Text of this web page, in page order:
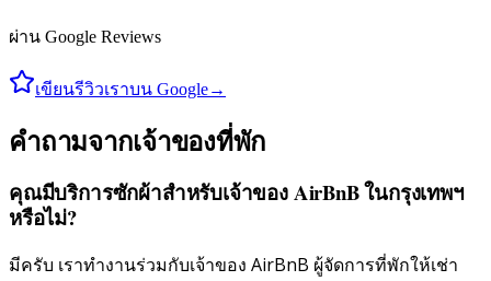
ผ่าน Google Reviews
เขียนรีวิวเราบน Google→
คำถามจากเจ้าของที่พัก
คุณมีบริการซักผ้าสำหรับเจ้าของ AirBnB ในกรุงเทพฯ
หรือไม่?
มีครับ เราทำงานร่วมกับเจ้าของ AirBnB ผู้จัดการที่พักให้เช่า